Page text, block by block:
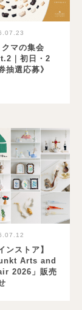
クマの集会
｜初日・2
抽選応募》
ンストア】
Arts and
2026」販売